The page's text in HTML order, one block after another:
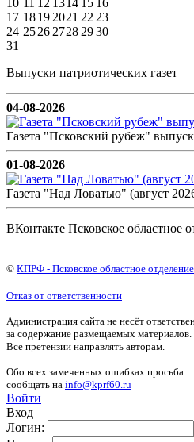
10 11 12 1314 15 16
17 18192021 2223
24 252627282930
31
Выпуски патриотических газет
04-08-2026
Газета "Псковский рубеж"
01-08-2026
Газета "Над Ловатью" (август
ВКонтакте Псковское областное
© КПРФ - Псковское областное отделение
Отказ от ответственности
Администрация сайта не несёт
за содержание размещаемых материалов.
Все претензии направлять авторам.
Обо всех замеченных ошибках просьба
сообщать на info@kprf60.ru
Войти
Вход
Логин: